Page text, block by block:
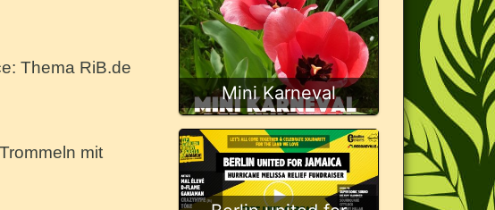
Thema RiB.de
mit
Mini Karneval